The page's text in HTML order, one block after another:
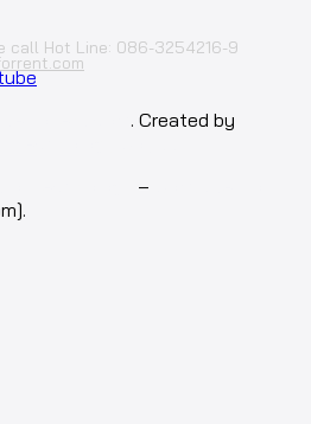
call Hot Line: 086-3254216-9
. Created by
–